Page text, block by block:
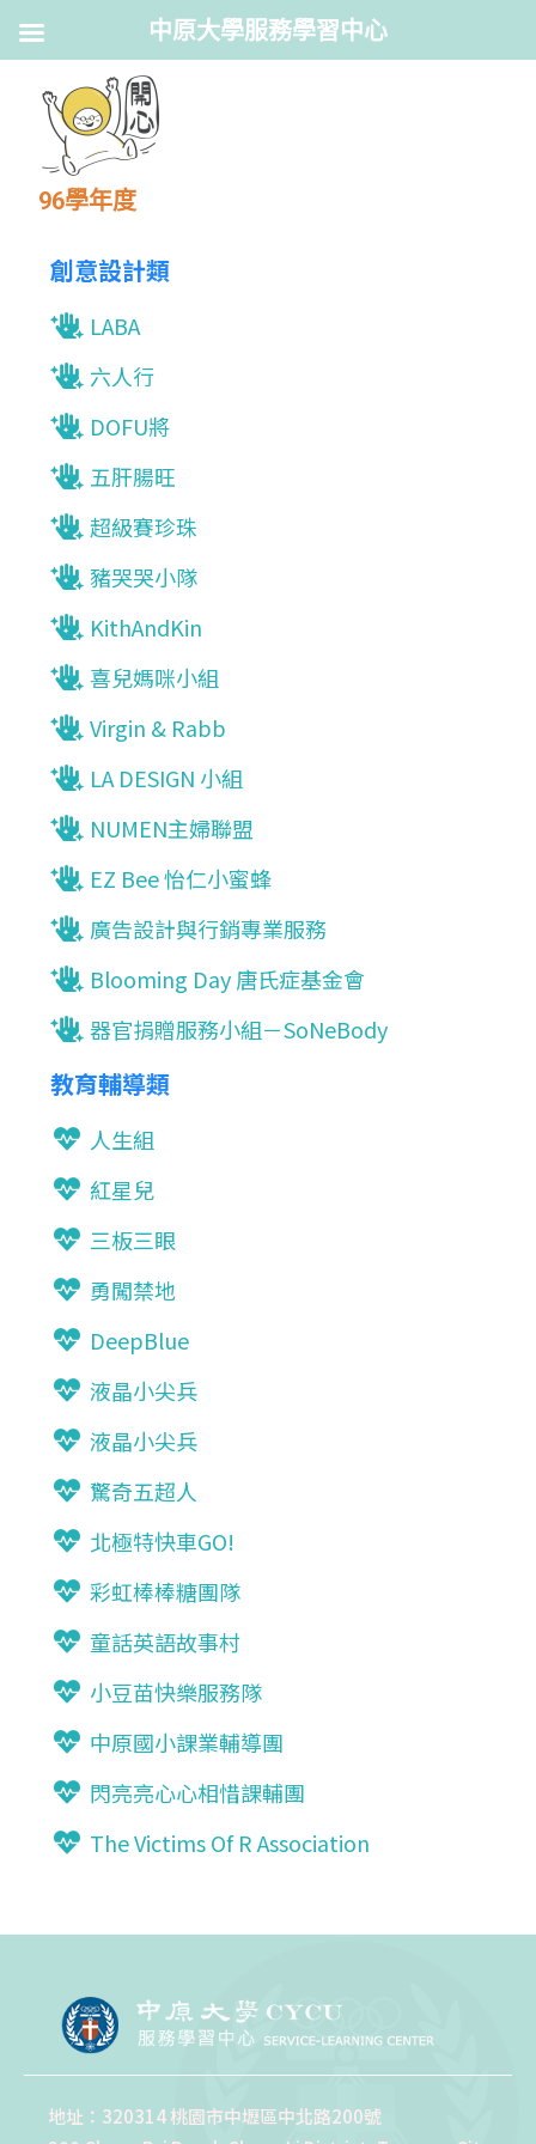
96學年度
創意設計類
LABA
六人行
DOFU將
五肝腸旺
超級賽珍珠
豬哭哭小隊
KithAndKin
喜兒媽咪小組
Virgin & Rabb
LA DESIGN 小組
NUMEN主婦聯盟
EZ Bee 怡仁小蜜蜂
廣告設計與行銷專業服務
Blooming Day 唐氏症基金會
器官捐贈服務小組－SoNeBody
教育輔導類
人生組
紅星兒
三板三眼
勇闖禁地
DeepBlue
液晶小尖兵
液晶小尖兵
驚奇五超人
北極特快車GO!
彩虹棒棒糖團隊
童話英語故事村
小豆苗快樂服務隊
中原國小課業輔導團
閃亮亮心心相惜課輔團
The Victims Of R Association
地址：320314 桃園市中壢區中北路200號
中原大學服務學習中心